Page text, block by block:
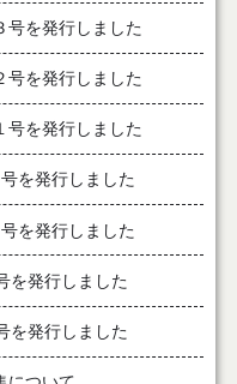
号を発行しました
号を発行しました
号を発行しました
を発行しました
を発行しました
を発行しました
を発行しました